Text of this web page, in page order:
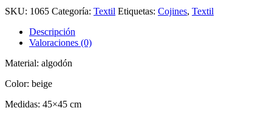
SKU: 1065 Categoría: Textil Etiquetas: Cojines, Textil
Descripción
Valoraciones (0)
Material: algodón
Color: beige
Medidas: 45×45 cm